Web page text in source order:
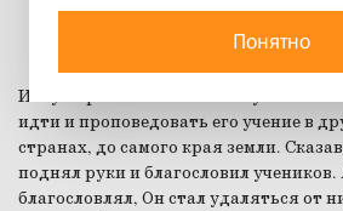
Фото: Рублев/Вознесение Христа
Иисус Христос велел своим ученикам
идти и проповедовать его учение в
странах, до самого края земли.
поднял руки и благословил учеников.
благословлял, Он стал удаляться от
Понятно